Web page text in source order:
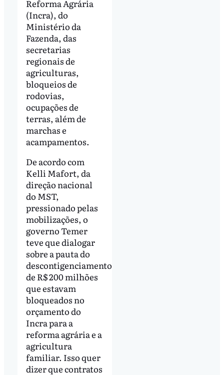
Reforma Agrária
(Incra), do
Ministério da
Fazenda, das
secretarias
regionais de
agriculturas,
bloqueios de
rodovias,
ocupações de
terras, além de
marchas e
acampamentos.
De acordo com
Kelli Mafort, da
direção nacional
do MST,
pressionado pelas
mobilizações, o
governo Temer
teve que dialogar
sobre a pauta do
descontigenciamento
de R$ 200 milhões
que estavam
bloqueados no
orçamento do
Incra para a
reforma agrária e a
agricultura
familiar. Isso quer
dizer que contratos